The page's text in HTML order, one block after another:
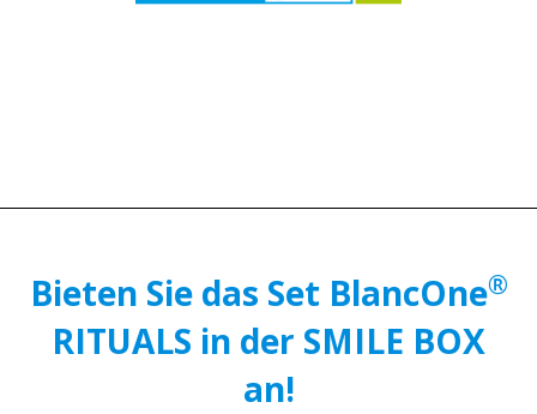
Bieten Sie das Set BlancOne®
RITUALS in der SMILE BOX
an!